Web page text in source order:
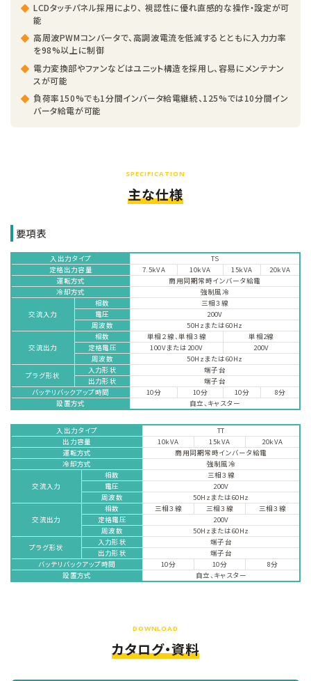
LCDタッチパネル採用により、 視認性に優れ直感的な操作・設定が可
能
高周波PWMコンバータで、高調波電流を低減するとともに入力力率
を98%以上に制御
電力変換部やファンなどはユニット構造を採用し、容易にメンテナン
スが可能
負荷率150%でも1分間インバータ給電継続、125%では10分間イン
バータ給電が可能
SPECIFICATION
主な仕様
要項表
入出力タイプ
TS
定格出力容量
7.5kVA 10kVA 15kVA
20kVA
運転方式
商用同期常時インバータ給電
冷却方式
強制風冷
交流入力
相数
三相３線
電圧
200V
周波数
50Hzまたは60Hz
交流出力
相数 単相２線、単相３線
単相2線
定格電圧
100Vまたは200V
200V
周波数
50Hzまたは60Hz
プラグ形状
入力形状
端子台
出力形状
端子台
バッテリバックアップ時間
10分 10分 10分
8分
設置方式
自立、キャスター
入出力タイプ
TT
出力容量
10kVA 15kVA
20kVA
運転方式
商用同期常時インバータ給電
冷却方式
強制風冷
交流入力
相数
三相３線
電圧
200V
周波数
50Hzまたは60Hz
交流出力
相数 三相３線 三相３線
三相３線
定格電圧
200V
周波数
50Hzまたは60Hz
プラグ形状
入力形状
端子台
出力形状
端子台
バッテリバックアップ時間
10分 10分
8分
設置方式
自立、キャスター
DOWNLOAD
カタログ・資料